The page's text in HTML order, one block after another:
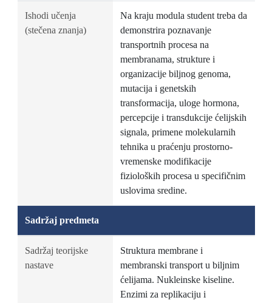
Ishodi učenja
(stečena znanja)
Na kraju modula student treba da
demonstrira poznavanje
transportnih procesa na
membranama, strukture i
organizacije biljnog genoma,
mutacija i genetskih
transformacija, uloge hormona,
percepcije i transdukcije ćelijskih
signala, primene molekularnih
tehnika u praćenju prostorno-
vremenske modifikacije
fizioloških procesa u specifičnim
uslovima sredine.
Sadržaj predmeta
Sadržaj teorijske
nastave
Struktura membrane i
membranski transport u biljnim
ćelijama. Nukleinske kiseline.
Enzimi za replikaciju i